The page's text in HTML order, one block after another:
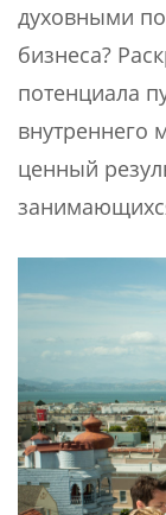
духовными
бизнеса?
потенциала
внутреннего
ценный